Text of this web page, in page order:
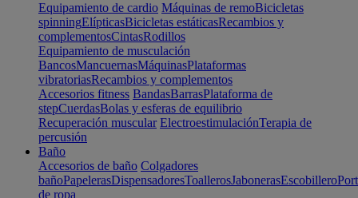
Equipamiento de cardio Máquinas de remoBicicletas
spinningElípticasBicicletas estáticasRecambios y
complementosCintasRodillos
Equipamiento de musculación
BancosMancuernasMáquinasPlataformas
vibratoriasRecambios y complementos
Accesorios fitness BandasBarrasPlataforma de
stepCuerdasBolas y esferas de equilibrio
Recuperación muscular ElectroestimulaciónTerapia de
percusión
Baño
Accesorios de baño Colgadores
bañoPapelerasDispensadoresToallerosJabonerasEscobillero
de ropa